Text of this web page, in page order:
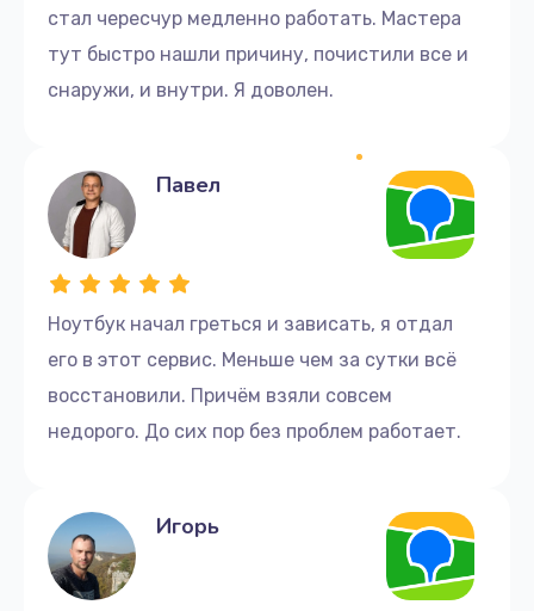
стал чересчур медленно работать. Мастера
тут быстро нашли причину, почистили все и
снаружи, и внутри. Я доволен.
Ноутбук начал греться и зависать, я отдал
его в этот сервис. Меньше чем за сутки всё
восстановили. Причём взяли совсем
недорого. До сих пор без проблем работает.
Павел
Игорь